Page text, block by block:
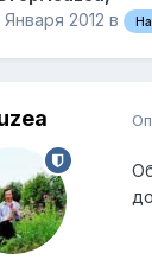
Января 2012 в